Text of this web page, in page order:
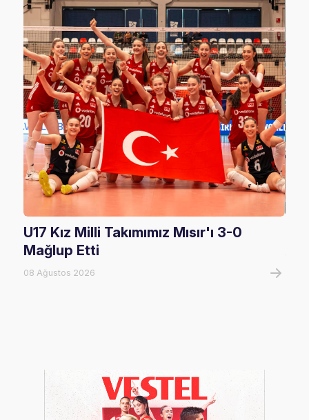
U17 Kız Milli Takımımız Mısır'ı 3-0
Mağlup Etti
08 Ağustos 2026